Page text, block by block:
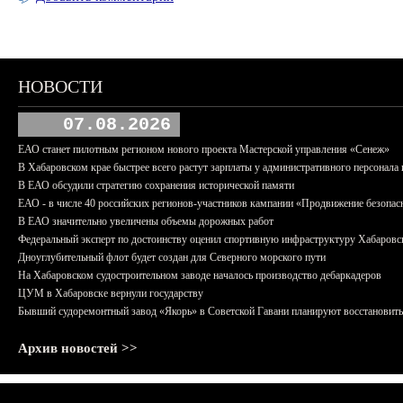
НОВОСТИ
07.08.2026
ЕАО станет пилотным регионом нового проекта Мастерской управления «Сенеж»
В Хабаровском крае быстрее всего растут зарплаты у административного персонала
В ЕАО обсудили стратегию сохранения исторической памяти
ЕАО - в числе 40 российских регионов-участников кампании «Продвижение
В ЕАО значительно увеличены объемы дорожных работ
Федеральный эксперт по достоинству оценил спортивную инфраструктуру
Дноуглубительный флот будет создан для Северного морского пути
На Хабаровском судостроительном заводе началось производство дебаркадеров
ЦУМ в Хабаровске вернули государству
Бывший судоремонтный завод «Якорь» в Советской Гавани планируют восстановить
Архив новостей >>